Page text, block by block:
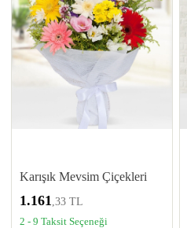
Karışık Mevsim Çiçekleri
1.161 ,33 TL
2 - 9 Taksit Seçeneği